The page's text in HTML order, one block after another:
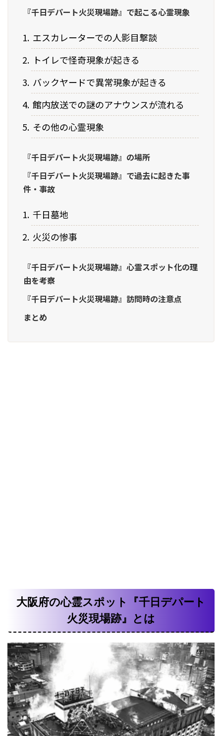
『千日デパート火災現場跡』で起こる心霊現象
エスカレーターでの人影目撃談
トイレで怪奇現象が起きる
バックヤードで異常現象が起きる
館内放送での謎のアナウンスが流れる
その他の心霊現象
『千日デパート火災現場跡』の場所
『千日デパート火災現場跡』で過去に起きた事
件・事故
千日墓地
火災の惨事
『千日デパート火災現場跡』心霊スポット化の理
由を考察
『千日デパート火災現場跡』訪問時の注意点
まとめ
大阪府の心霊スポット『千日デパート
火災現場跡』とは